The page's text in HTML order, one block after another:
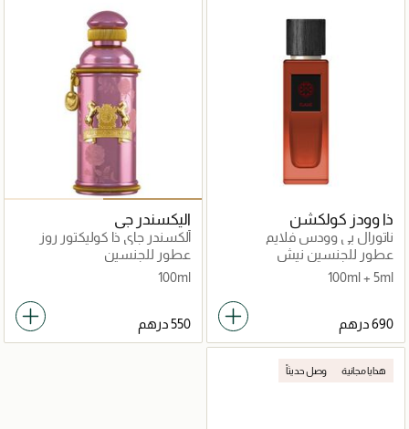
ذا وودز كولكشن
ناتورال بي وودس فلايم
عطور للجنسين نيش
100ml + 5ml
اليكسندر جي
ألكسندر جاي ذا كوليكتور روز
عود ماء عطر 100 مل
عطور للجنسين
100ml
هدايا مجانية وصل حديثاً